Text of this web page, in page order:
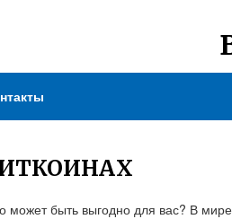
может быть выгодно для вас? В